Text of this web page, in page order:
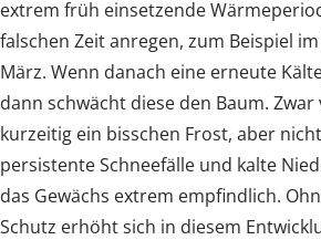
extrem früh einsetzende
falschen Zeit anregen, zum Beispiel
März. Wenn danach eine erneute
dann schwächt diese den Baum.
kurzeitig ein bisschen Frost, aber
persistente Schneefälle und kalte
das Gewächs extrem empfindlich.
Schutz erhöht sich in diesem